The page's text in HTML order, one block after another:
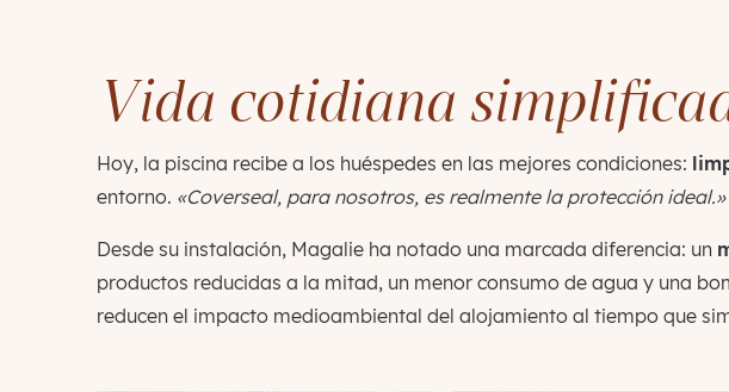
Vida cotidiana
Hoy, la piscina recibe a los huéspedes en las mejores condiciones:
entorno. «Coverseal, para nosotros, es realmente la protección ideal.»
Desde su instalación, Magalie ha notado una marcada diferencia: un
productos reducidas a la mitad, un menor consumo de agua y una
reducen el impacto medioambiental del alojamiento al tiempo que